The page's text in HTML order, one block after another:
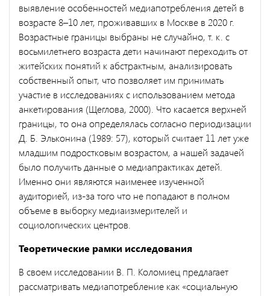
выявление особенностей медиапотребления детей в
возрасте 8–10 лет, проживавших в Москве в 2020 г.
Возрастные границы выбраны не случайно, т. к. с
восьмилетнего возраста дети начинают переходить от
житейских понятий к абстрактным, анализировать
собственный опыт, что позволяет им принимать
участие в исследованиях с использованием метода
анкетирования (Щеглова, 2000). Что касается верхней
границы, то она определялась согласно периодизации
Д. Б. Эльконина (1989: 57), который считает 11 лет уже
младшим подростковым возрастом, а нашей задачей
было получить данные о медиапрактиках детей.
Именно они являются наименее изученной
аудиторией, из-за того что не попадают в полном
объеме в выборку медиаизмерителей и
социологических центров.
Теоретические рамки исследования
В своем исследовании В. П. Коломиец предлагает
рассматривать медиапотребление как «социальную